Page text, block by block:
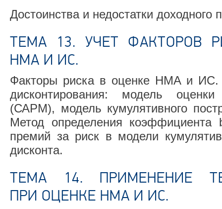
Достоинства и недостатки доходного
ТЕМА 13. УЧЕТ ФАКТОРОВ
НМА И ИС.
Факторы риска в оценке НМА и ИС.
дисконтирования: модель
(САРМ), модель кумулятивного
Метод определения коэффициента
премий за риск в модели
дисконта.
ТЕМА 14. ПРИМЕНЕНИЕ
ПРИ ОЦЕНКЕ НМА И ИС.